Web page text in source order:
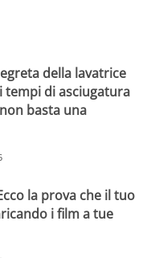
della lavatrice
tempi di asciugatura
basta una
la prova che il tuo
i film a tue